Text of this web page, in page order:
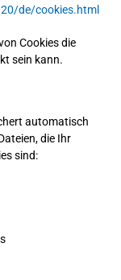
de/cookies.html
Cookies die
sein kann.
automatisch
die Ihr
sind: